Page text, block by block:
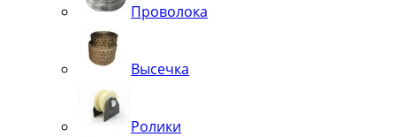
Проволока
Высечка
Ролики